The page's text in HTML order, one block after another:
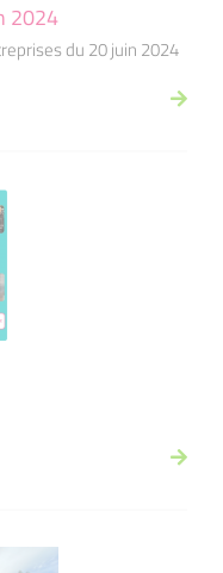
2024
du 20 juin 2024